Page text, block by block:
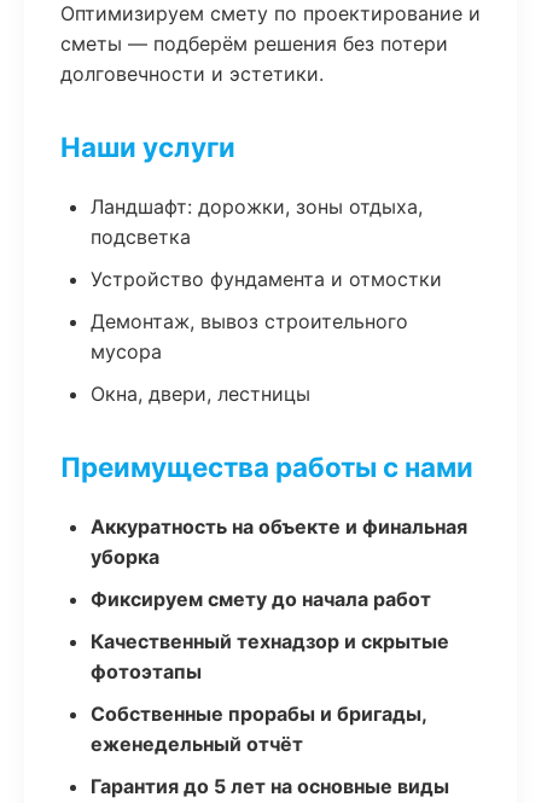
Оптимизируем смету по проектирование и
сметы — подберём решения без потери
долговечности и эстетики.
Наши услуги
Ландшафт: дорожки, зоны отдыха,
подсветка
Устройство фундамента и отмостки
Демонтаж, вывоз строительного
мусора
Окна, двери, лестницы
Преимущества работы с нами
Аккуратность на объекте и финальная
уборка
Фиксируем смету до начала работ
Качественный технадзор и скрытые
фотоэтапы
Собственные прорабы и бригады,
еженедельный отчёт
Гарантия до 5 лет на основные виды